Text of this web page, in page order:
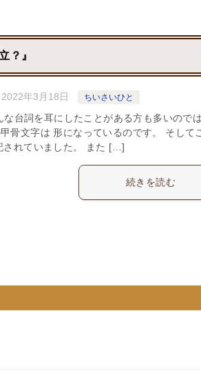
？』
2022年3月18日 ちいさいひと
台詞を耳にしたことがある方も多いので
骨文字は 形になっているのです。 そして
されていました。 また […]
続きを読む